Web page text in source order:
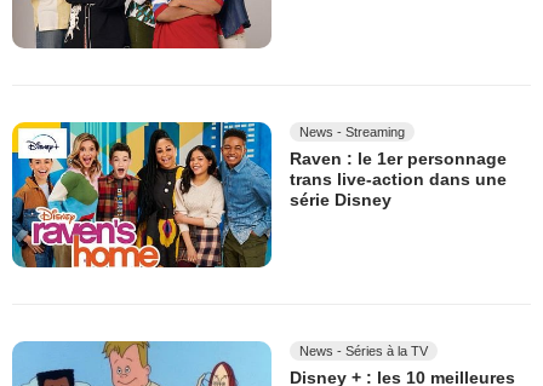
News - Streaming
Raven : le 1er personnage
trans live-action dans une
série Disney
News - Séries à la TV
Disney + : les 10 meilleures